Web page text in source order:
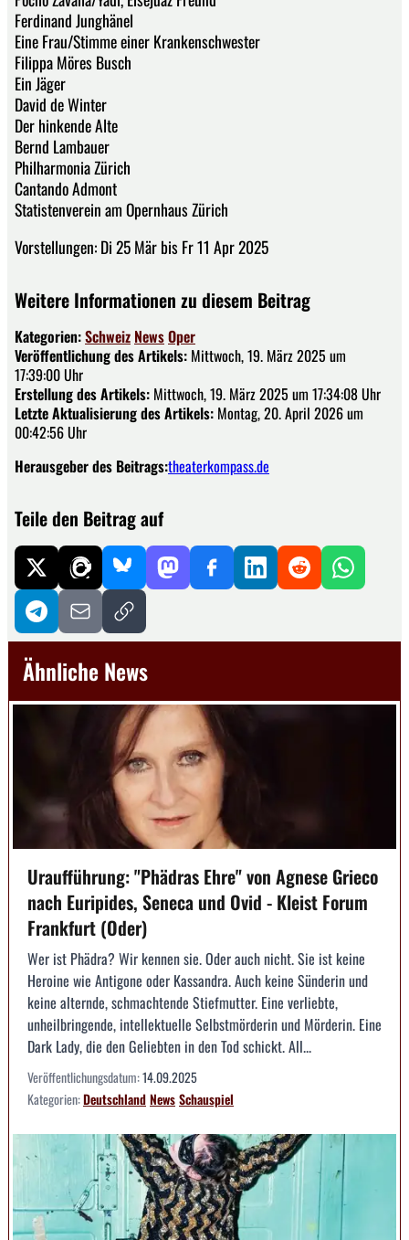
Ferdinand Junghänel
Eine Frau/Stimme einer Krankenschwester
Filippa Möres Busch
Ein Jäger
David de Winter
Der hinkende Alte
Bernd Lambauer
Philharmonia Zürich
Cantando Admont
Statistenverein am Opernhaus Zürich
Vorstellungen: Di 25 Mär bis Fr 11 Apr 2025
Weitere Informationen zu diesem Beitrag
Kategorien:Schweiz NewsOper
Veröffentlichung des Artikels: Mittwoch, 19. März 2025 um
17:39:00 Uhr
Erstellung des Artikels: Mittwoch, 19. März 2025 um 17:34:08 Uhr
Letzte Aktualisierung des Artikels: Montag, 20. April 2026 um
00:42:56 Uhr
Herausgeber des Beitrags:theaterkompass.de
Teile den Beitrag auf
Ähnliche News
Uraufführung: "Phädras Ehre" von Agnese Grieco
nach Euripides, Seneca und Ovid - Kleist Forum
Frankfurt (Oder)
Wer ist Phädra? Wir kennen sie. Oder auch nicht. Sie ist keine
Heroine wie Antigone oder Kassandra. Auch keine Sünderin und
keine alternde, schmachtende Stiefmutter. Eine verliebte,
unheilbringende, intellektuelle Selbstmörderin und Mörderin. Eine
Dark Lady, die den Geliebten in den Tod schickt. All...
Veröffentlichungsdatum:14.09.2025
Kategorien:DeutschlandNewsSchauspiel